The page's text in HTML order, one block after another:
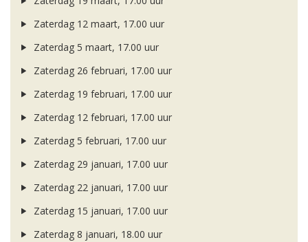
Zaterdag 12 maart, 17.00 uur
Zaterdag 5 maart, 17.00 uur
Zaterdag 26 februari, 17.00 uur
Zaterdag 19 februari, 17.00 uur
Zaterdag 12 februari, 17.00 uur
Zaterdag 5 februari, 17.00 uur
Zaterdag 29 januari, 17.00 uur
Zaterdag 22 januari, 17.00 uur
Zaterdag 15 januari, 17.00 uur
Zaterdag 8 januari, 18.00 uur